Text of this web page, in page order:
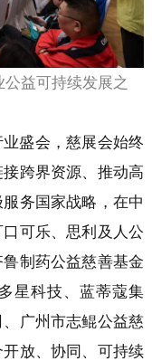
益可持续发展之
盛会，慈展会始终
跨界资源、推动高
务国家战略，在中
可乐、思利及人公
制药公益慈善基金
星科技、蓝蒂蔻集
广州市志鲲公益慈
放、协同、可持续